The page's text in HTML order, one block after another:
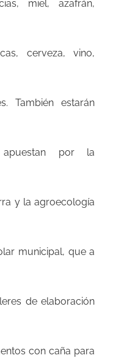
miel, azafrán,
cerveza, vino,
. También estarán
apuestan por la
y la agroecología
municipal, que a
de elaboración
con caña para